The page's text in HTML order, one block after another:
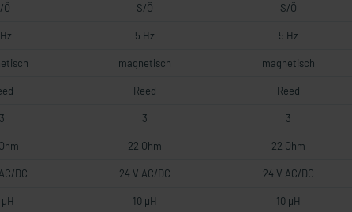
Ö S/Ö S/Ö
5 Hz 5 Hz
magnetisch magnetisch
Reed Reed
3 3 3
22 Ohm 22 Ohm
DC 24 V AC/DC 24 V AC/DC
µH 10 µH 10 µH